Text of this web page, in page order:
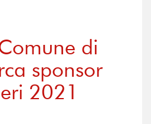
di
sponsor
2021